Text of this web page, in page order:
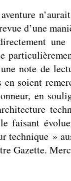
d’une
note de
soient
en
faisant
technique »
Gazette.